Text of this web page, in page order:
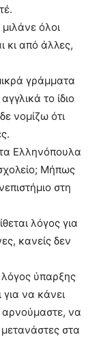
όλοι
κι από άλλες,
γράμματα
το ίδιο
νομίζω ότι
Ελληνόπουλα
Μήπως
στη
λόγος για
κανείς δεν
λόγος ύπαρξης
για να κάνει
να
στα